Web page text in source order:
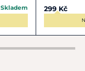
Skladem 299 Kč